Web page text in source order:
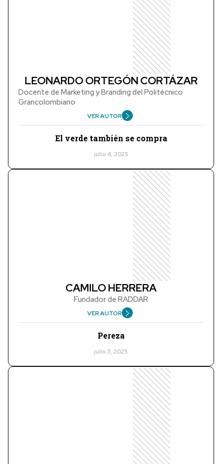
LEONARDO ORTEGÓN CORTÁZAR
Docente de Marketing y Branding del Politécnico
Grancolombiano
VER AUTOR
El verde también se compra
julio 4, 2025
CAMILO HERRERA
Fundador de RADDAR
VER AUTOR
Pereza
julio 3, 2025